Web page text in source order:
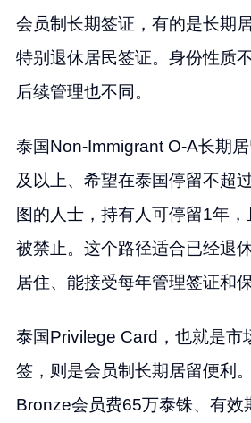
会员制长期签证，有的是长期
特别退休居民签证。身份性质
后续管理也不同。
泰国Non-Immigrant O-A长期
及以上、希望在泰国停留不超
图的人士，持有人可停留1年
被禁止。这个路径适合已经退
居住、能接受每年管理签证和
泰国Privilege Card，也就是市
签，则是会员制长期居留便利
Bronze会员费65万泰铢、有效